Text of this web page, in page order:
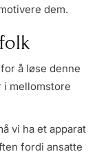
dem.
å løse denne
i mellomstore
vi ha et apparat
fordi ansatte